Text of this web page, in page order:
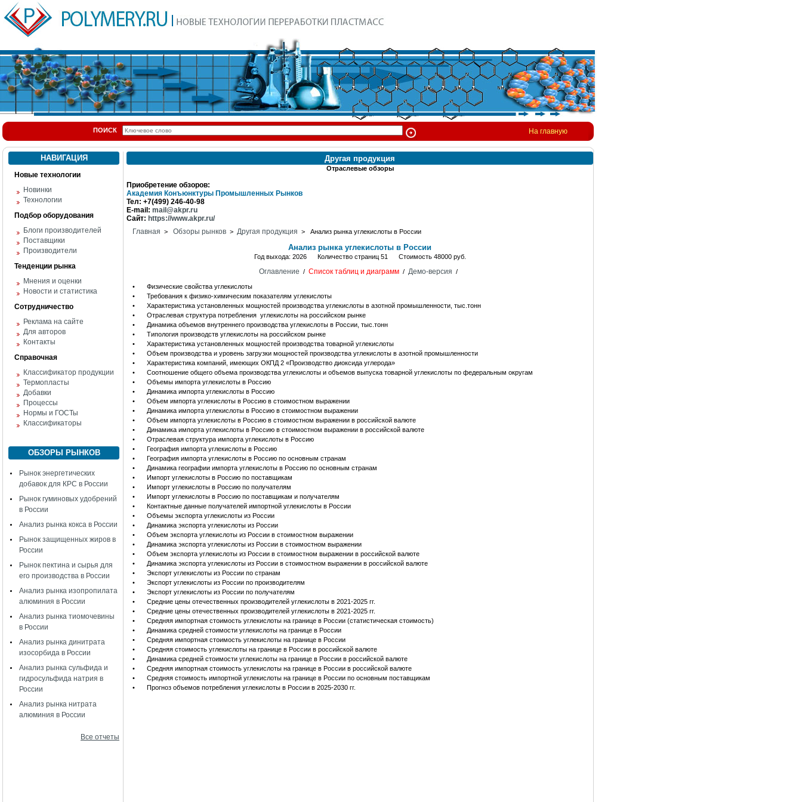
ПОИСК На главную
НАВИГАЦИЯ
Новые технологии
Новинки
Технологии
Подбор оборудования
Блоги производителей
Поставщики
Производители
Тенденции рынка
Мнения и оценки
Новости и статистика
Сотрудничество
Реклама на сайте
Для авторов
Контакты
Справочная
Классификатор продукции
Термопласты
Добавки
Процессы
Нормы и ГОСТы
Классификаторы
ОБЗОРЫ РЫНКОВ
Рынок энергетических
добавок для КРС в России
Рынок гуминовых удобрений
в России
Анализ рынка кокса в России
Рынок защищенных жиров в
России
Рынок пектина и сырья для
его производства в России
Анализ рынка изопропилата
алюминия в России
Анализ рынка тиомочевины
в России
Анализ рынка динитрата
изосорбида в России
Анализ рынка сульфида и
гидросульфида натрия в
России
Анализ рынка нитрата
алюминия в России
Все отчеты
Другая продукция
Отраслевые обзоры
Приобретение обзоров:
Академия Конъюнктуры Промышленных Рынков
Тел: +7(499) 246-40-98
E-mail: mail@akpr.ru
Сайт: https://www.akpr.ru/
Главная > Обзоры рынков > Другая продукция > Анализ рынка углекислоты в России
Анализ рынка углекислоты в России
Год выхода: 2026 Количество страниц 51 Стоимость 48000 руб.
Оглавление / Список таблиц и диаграмм/ Демо-версия /
•
Физические свойства углекислоты
•
Требования к физико-химическим показателям углекислоты
•
Характеристика установленных мощностей производства углекислоты в азотной промышленности, тыс.тонн
•
Отраслевая структура потребления углекислоты на российском рынке
•
Динамика объемов внутреннего производства углекислоты в России, тыс.тонн
•
Типология производств углекислоты на российском рынке
•
Характеристика установленных мощностей производства товарной углекислоты
•
Объем производства и уровень загрузки мощностей производства углекислоты в азотной промышленности
•
Характеристика компаний, имеющих ОКПД 2 «Производство диоксида углерода»
•
Соотношение общего объема производства углекислоты и объемов выпуска товарной углекислоты по федеральным округам
•
Объемы импорта углекислоты в Россию
•
Динамика импорта углекислоты в Россию
•
Объем импорта углекислоты в Россию в стоимостном выражении
•
Динамика импорта углекислоты в Россию в стоимостном выражении
•
Объем импорта углекислоты в Россию в стоимостном выражении в российской валюте
•
Динамика импорта углекислоты в Россию в стоимостном выражении в российской валюте
•
Отраслевая структура импорта углекислоты в Россию
•
География импорта углекислоты в Россию
•
География импорта углекислоты в Россию по основным странам
•
Динамика географии импорта углекислоты в Россию по основным странам
•
Импорт углекислоты в Россию по поставщикам
•
Импорт углекислоты в Россию по получателям
•
Импорт углекислоты в Россию по поставщикам и получателям
•
Контактные данные получателей импортной углекислоты в России
•
Объемы экспорта углекислоты из России
•
Динамика экспорта углекислоты из России
•
Объем экспорта углекислоты из России в стоимостном выражении
•
Динамика экспорта углекислоты из России в стоимостном выражении
•
Объем экспорта углекислоты из России в стоимостном выражении в российской валюте
•
Динамика экспорта углекислоты из России в стоимостном выражении в российской валюте
•
Экспорт углекислоты из России по странам
•
Экспорт углекислоты из России по производителям
•
Экспорт углекислоты из России по получателям
•
Средние цены отечественных производителей углекислоты в 2021-2025 гг.
•
Средние цены отечественных производителей углекислоты в 2021-2025 гг.
•
Средняя импортная стоимость углекислоты на границе в России (статистическая стоимость)
•
Динамика средней стоимости углекислоты на границе в России
•
Средняя импортная стоимость углекислоты на границе в России
•
Средняя стоимость углекислоты на границе в России в российской валюте
•
Динамика средней стоимости углекислоты на границе в России в российской валюте
•
Средняя импортная стоимость углекислоты на границе в России в российской валюте
•
Средняя стоимость импортной углекислоты на границе в России по основным поставщикам
•
Прогноз объемов потребления углекислоты в России в 2025-2030 гг.